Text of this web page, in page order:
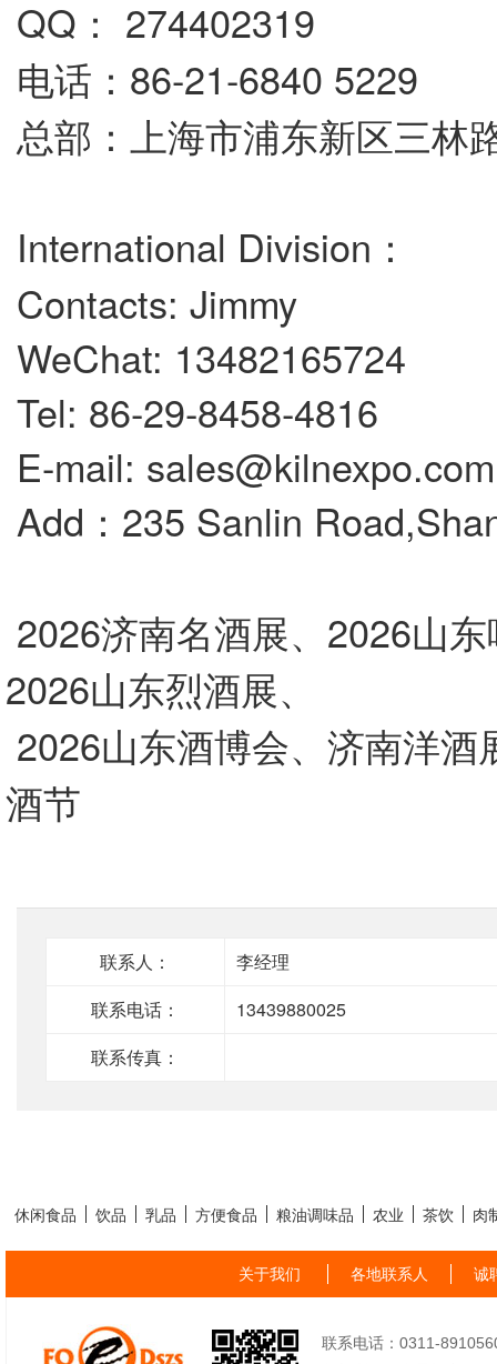
QQ： 274402319
电话：86-21-6840 5229
总部：上海市浦东新区三林
International Division：
Contacts: Jimmy
WeChat: 13482165724
Tel: 86-29-8458-4816
E-mail: sales@kilnexpo.com
Add：235 Sanlin
2026济南名酒展、2026山
2026山东烈酒展、
2026山东酒博会、济南洋
酒节
联系人：
李经理
联系电话：
13439880025
联系传真：
休闲食品 饮品 乳品 方便食品 粮油调味品 农业 茶饮 肉
关于我们 各地联系人 诚
联系电话：0311-